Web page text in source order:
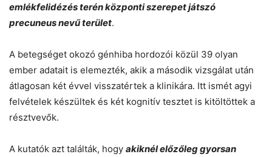
emlékfelidézés terén központi szerepet játszó
precuneus nevű terület.
A betegséget okozó génhiba hordozói közül 39 olyan
ember adatait is elemezték, akik a második vizsgálat után
átlagosan két évvel visszatértek a klinikára. Itt ismét agyi
felvételek készültek és két kognitív tesztet is kitöltöttek a
résztvevők.
A kutatók azt találták, hogy akiknél előzőleg gyorsan